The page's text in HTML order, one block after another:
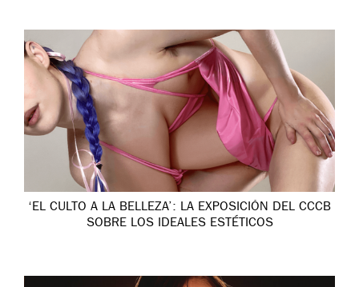
‘EL CULTO A LA BELLEZA’: LA EXPOSICIÓN DEL CCCB
SOBRE LOS IDEALES ESTÉTICOS